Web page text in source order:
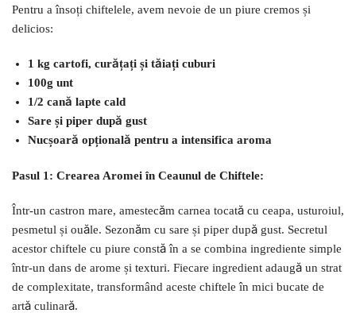
Pentru a însoți chiftelele, avem nevoie de un piure cremos și
delicios:
1 kg cartofi, curățați și tăiați cuburi
100g unt
1/2 cană lapte cald
Sare și piper după gust
Nucșoară opțională pentru a intensifica aroma
Pasul 1: Crearea Aromei în Ceaunul de Chiftele:
Într-un castron mare, amestecăm carnea tocată cu ceapa, usturoiul,
pesmetul și ouăle. Sezonăm cu sare și piper după gust. Secretul
acestor chiftele cu piure constă în a se combina ingrediente simple
într-un dans de arome și texturi. Fiecare ingredient adaugă un strat
de complexitate, transformând aceste chiftele în mici bucate de
artă culinară.